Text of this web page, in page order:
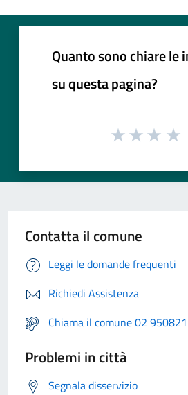
Quanto sono chiare le
su questa pagina?
Contatta il comune
Leggi le domande frequenti
Richiedi Assistenza
Chiama il comune 02 950821
Problemi in città
Segnala disservizio